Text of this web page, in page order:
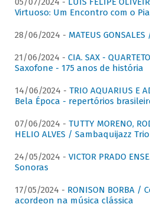
Virtuoso: Um Encontro com o
28/06/2024 - MATEUS
21/06/2024 - CIA. SAX -
Saxofone - 175 anos de história
14/06/2024 - TRIO AQUARIUS E
Bela Época - repertórios
07/06/2024 - TUTTY MORENO,
HELIO ALVES / Sambaquijazz Trio
24/05/2024 - VICTOR PRADO
Sonoras
17/05/2024 - RONISON BORBA /
acordeon na música clássica